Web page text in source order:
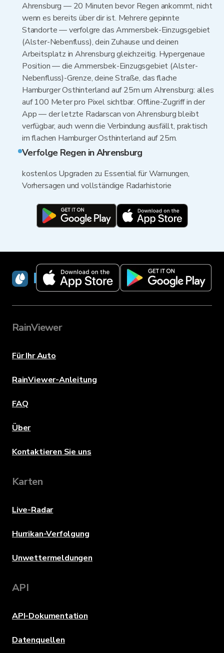
Ahrensburg — 20 Minuten bevor Regen ankommt, nicht
wenn es bereits über dir ist. Mehrere gepinnte
Standorte — verfolgre das Ammersbek-Einzugsgebiet
(Alster-Nebenfluss), dein Zuhause und deinen
Arbeitsplatz in Ahrensburg gleichzeitig. Hypergenaue
Position — die Ammersbek-Einzugsgebiet (Alster-
Nebenfluss)-Grenze, deine Straße, das flache
Hamburger Osthinterland auf 25m um Ahrensburg: alles
auf 100 Meter pro Pixel sichtbar. Offline-Zugriff in der
App — der letzte Radarscan von Ahrensburg bleibt
verfügbar, auch wenn die Verbindung ausfällt, praktisch
im flachen Hamburger Osthinterland auf 25m.
Verfolge Regen in Ahrensburg
kostenlos Upgraden zu Essential für Warnungen,
Vorhersagen und vollständige Radarhistorie
RainViewer
RainViewer
Für Ihr Auto
RainViewer-Anleitung
FAQ
Über
Kontaktieren Sie uns
Karten
Live-Radar
Hurrikan-Verfolgung
Unwettermeldungen
API
API-Dokumentation
Datenquellen